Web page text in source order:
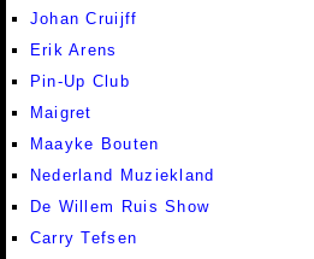
Johan Cruijff
Erik Arens
Pin-Up Club
Maigret
Maayke Bouten
Nederland Muziekland
De Willem Ruis Show
Carry Tefsen